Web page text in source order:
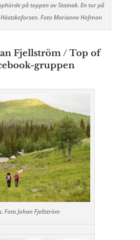
på toppen av Stainak. En tur på
Foto Marianne Hofman
Fjellström / Top of
gruppen
Foto Johan Fjellström